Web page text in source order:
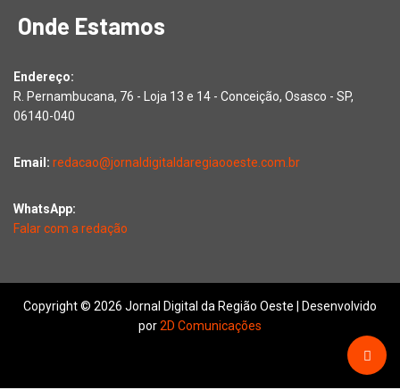
Onde Estamos
Endereço:
R. Pernambucana, 76 - Loja 13 e 14 - Conceição, Osasco - SP,
06140-040
Email: redacao@jornaldigitaldaregiaooeste.com.br
WhatsApp:
Falar com a redação
Copyright © 2026 Jornal Digital da Região Oeste | Desenvolvido
por2D Comunicações